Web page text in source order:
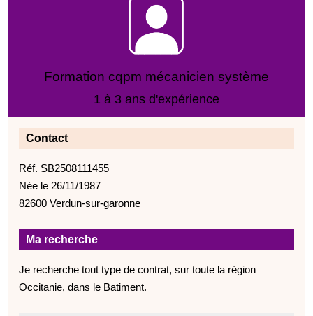
Formation cqpm mécanicien système
1 à 3 ans d'expérience
Contact
Réf. SB2508111455
Née le 26/11/1987
82600 Verdun-sur-garonne
Ma recherche
Je recherche tout type de contrat, sur toute la région
Occitanie, dans le Batiment.